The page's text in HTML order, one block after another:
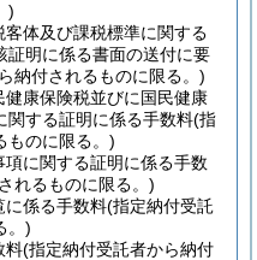
)
体及び課税標準に関する
証明に係る書面の送付に要
納付されるものに限る。)
康保険税並びに国民健康
関する証明に係る手数料(指
ものに限る。)
に関する証明に係る手数
れるものに限る。)
に係る手数料(指定納付受託
。)
料(指定納付受託者から納付